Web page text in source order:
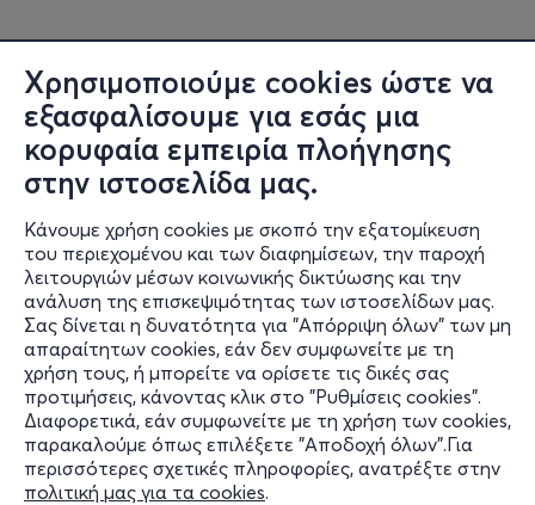
Χρησιμοποιούμε cookies ώστε να
εξασφαλίσουμε για εσάς μια
κορυφαία εμπειρία πλοήγησης
στην ιστοσελίδα μας.
Κάνουμε χρήση cookies με σκοπό την εξατομίκευση
του περιεχομένου και των διαφημίσεων, την παροχή
λειτουργιών μέσων κοινωνικής δικτύωσης και την
ανάλυση της επισκεψιμότητας των ιστοσελίδων μας.
Σας δίνεται η δυνατότητα για "Απόρριψη όλων" των μη
απαραίτητων cookies, εάν δεν συμφωνείτε με τη
χρήση τους, ή μπορείτε να ορίσετε τις δικές σας
προτιμήσεις, κάνοντας κλικ στο "Ρυθμίσεις cookies".
Διαφορετικά, εάν συμφωνείτε με τη χρήση των cookies,
παρακαλούμε όπως επιλέξετε "Αποδοχή όλων".Για
περισσότερες σχετικές πληροφορίες, ανατρέξτε στην
πολιτική μας για τα cookies.